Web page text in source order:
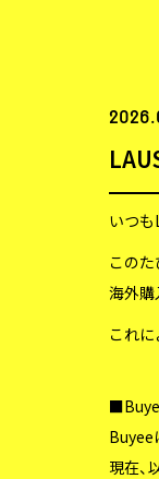
いつも
この
海外購
これ
Buyee
現在、